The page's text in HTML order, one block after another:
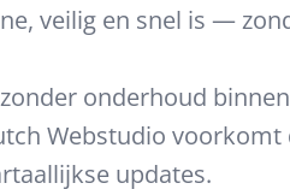
veilig en snel is —
onderhoud
Webstudio
updates.